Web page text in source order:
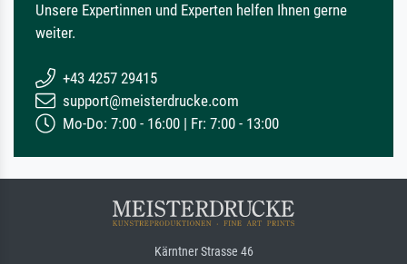
Unsere Expertinnen und Experten helfen Ihnen gerne
weiter.
+43 4257 29415
support@meisterdrucke.com
Mo-Do: 7:00 - 16:00 | Fr: 7:00 - 13:00
Kärntner Strasse 46